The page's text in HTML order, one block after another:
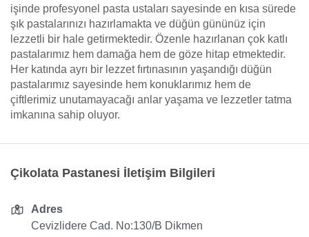
işinde profesyonel pasta ustaları sayesinde en kısa sürede
şık pastalarınızı hazırlamakta ve düğün gününüz için
lezzetli bir hale getirmektedir. Özenle hazırlanan çok katlı
pastalarımız hem damağa hem de göze hitap etmektedir.
Her katında ayrı bir lezzet fırtınasının yaşandığı düğün
pastalarımız sayesinde hem konuklarımız hem de
çiftlerimiz unutamayacağı anlar yaşama ve lezzetler tatma
imkanına sahip oluyor.
Çikolata Pastanesi İletişim Bilgileri
Adres
Cevizlidere Cad. No:130/B Dikmen